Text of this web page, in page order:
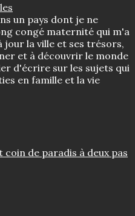
un pays dont je ne
congé maternité qui m'a
la ville et ses trésors,
et à découvrir le monde
d'écrire sur les sujets qui
en famille et la vie
de paradis à deux pas